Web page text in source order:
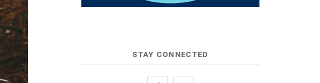
STAY CONNECTED